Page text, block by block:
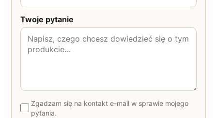
Twoje pytanie
Zgadzam się na kontakt e-mail w sprawie mojego
pytania.